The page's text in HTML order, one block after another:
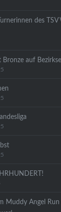
des
Bronze auf
Muddy Angel